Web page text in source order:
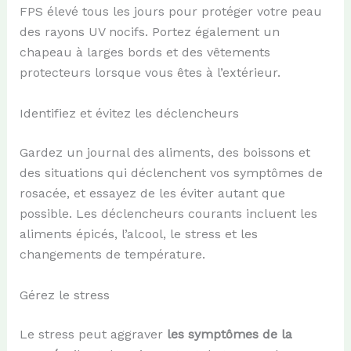
FPS élevé tous les jours pour protéger votre peau
des rayons UV nocifs. Portez également un
chapeau à larges bords et des vêtements
protecteurs lorsque vous êtes à l’extérieur.
Identifiez et évitez les déclencheurs
Gardez un journal des aliments, des boissons et
des situations qui déclenchent vos symptômes de
rosacée, et essayez de les éviter autant que
possible. Les déclencheurs courants incluent les
aliments épicés, l’alcool, le stress et les
changements de température.
Gérez le stress
Le stress peut aggraverles symptômes de la